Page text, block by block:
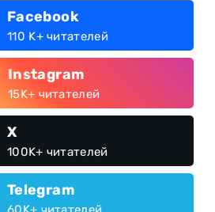
Facebook
110 K+ читателей
Instagram
15K+ читателей
X
100K+ читателей
Telegram